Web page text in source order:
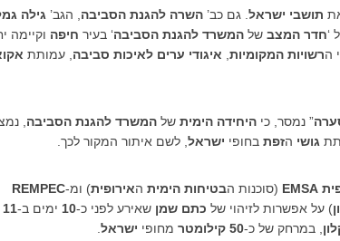
תושבי ישראל . גם כב’השרה להגנת הסביבה , הגב’ גילה
‘חדר המצב שלהמשרד להגנת הסביבה‘ בעיר חיפה וקיימה
הרשויות המקומיות איגודי ערים לאיכות סביבה , עמותת
” נמסר, כיהיחידה הימית שלהמשרד להגנת הסביבה ,
גושי הזפת בחופי ישראל , לשם איתור המקור לכך.
EMSA (סוכנות הבטיחות הימית האירופית) ומ-REMPEC
) על אפשרות לזיהוי של כתם שמן שאירע לפני כ-10 ימים ב-11
, במרחק של כ-50 קילומטר מחופי ישראל